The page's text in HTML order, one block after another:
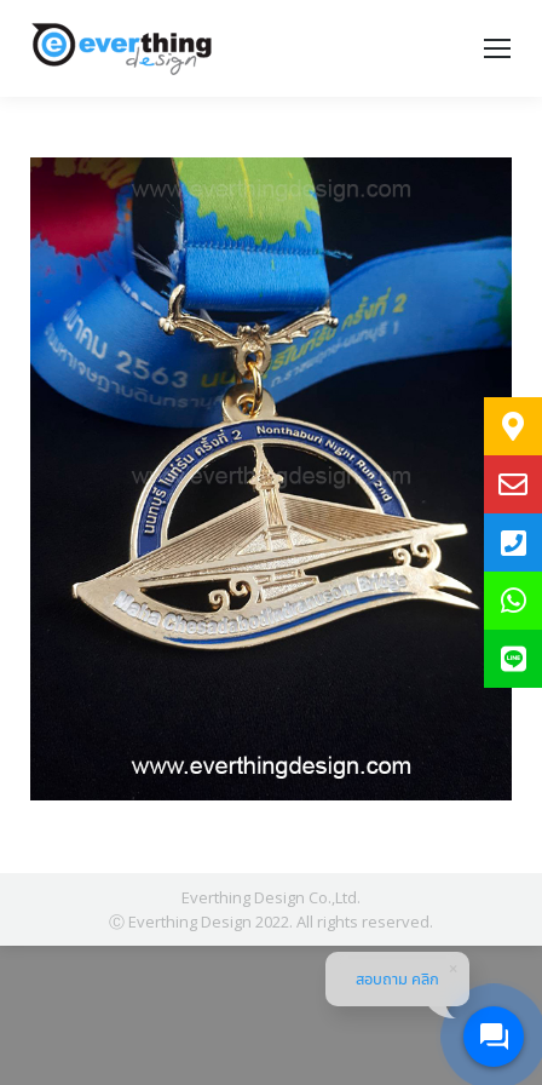
Everthing Design Co.,Ltd.
Ⓒ Everthing Design 2022. All rights reserved.
สอบถาม คลิก